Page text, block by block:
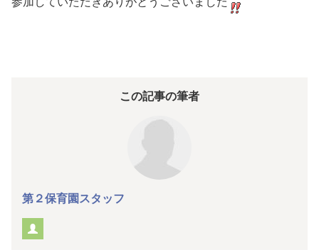
この記事の筆者
第２保育園スタッフ